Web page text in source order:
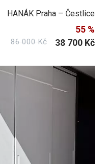
HANÁK Praha – Čestlice
55 %
86 000 Kč 38 700 Kč